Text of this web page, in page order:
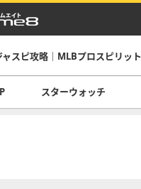
ャスピ攻略｜MLBプロスピリット
スターウォッチ